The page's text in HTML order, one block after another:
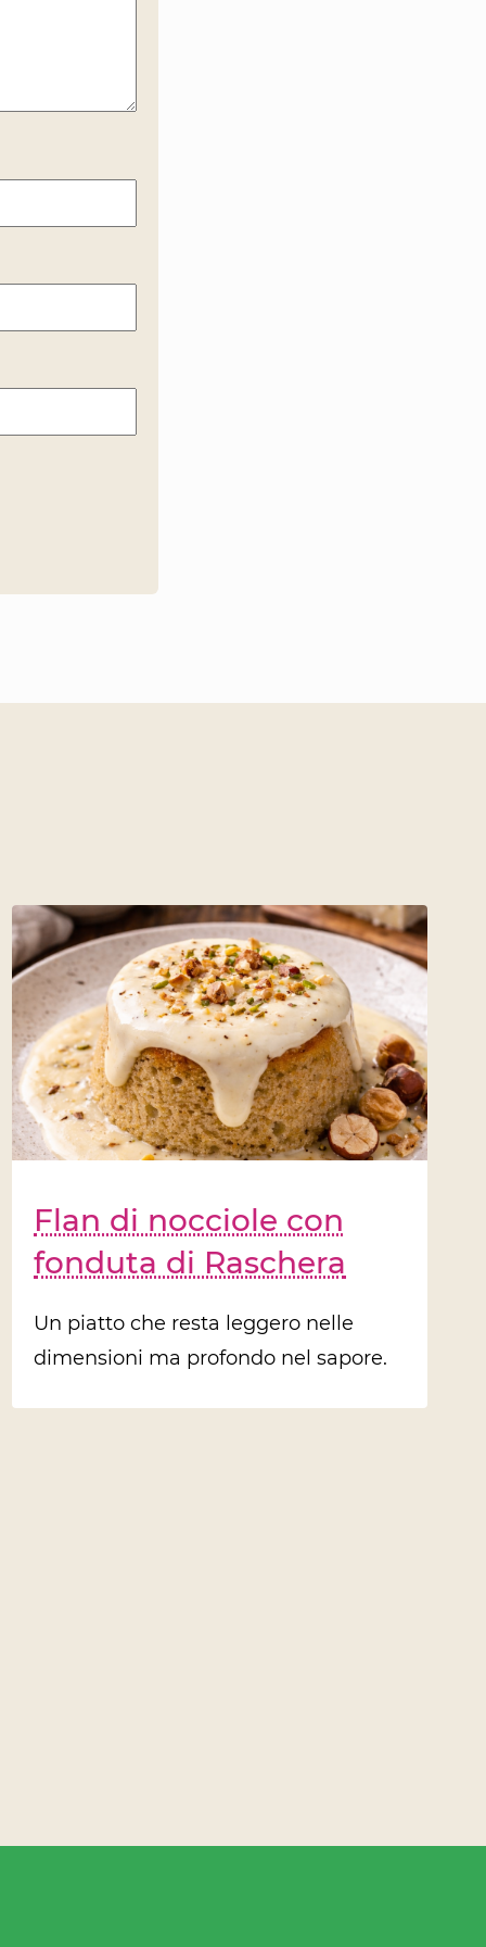
Flan di nocciole con
fonduta di Raschera
Un piatto che resta leggero nelle
dimensioni ma profondo nel sapore.